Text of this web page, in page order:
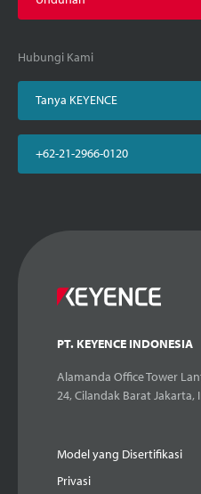
Hubungi Kami
Tanya KEYENCE
+62-21-2966-0120
PT. KEYENCE INDONESIA
Alamanda Office Tower
24, Cilandak Barat Jakarta,
Model yang Disertifikasi
Privasi